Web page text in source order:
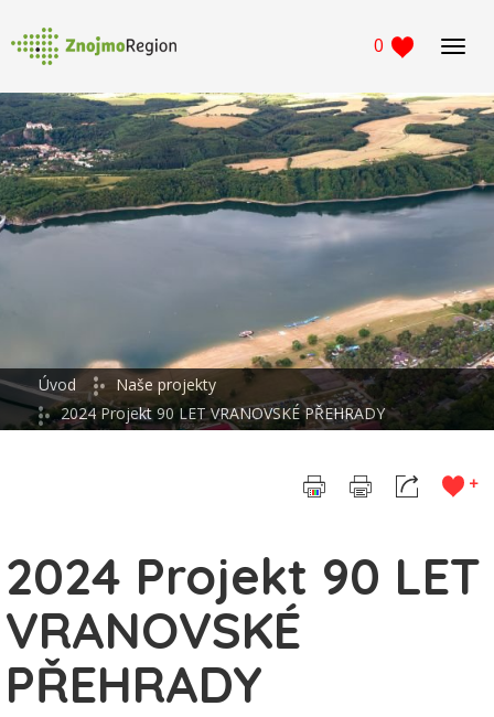
0
Úvod
Naše projekty
2024 Projekt 90 LET VRANOVSKÉ PŘEHRADY
+
2024 Projekt 90 LET
VRANOVSKÉ
PŘEHRADY